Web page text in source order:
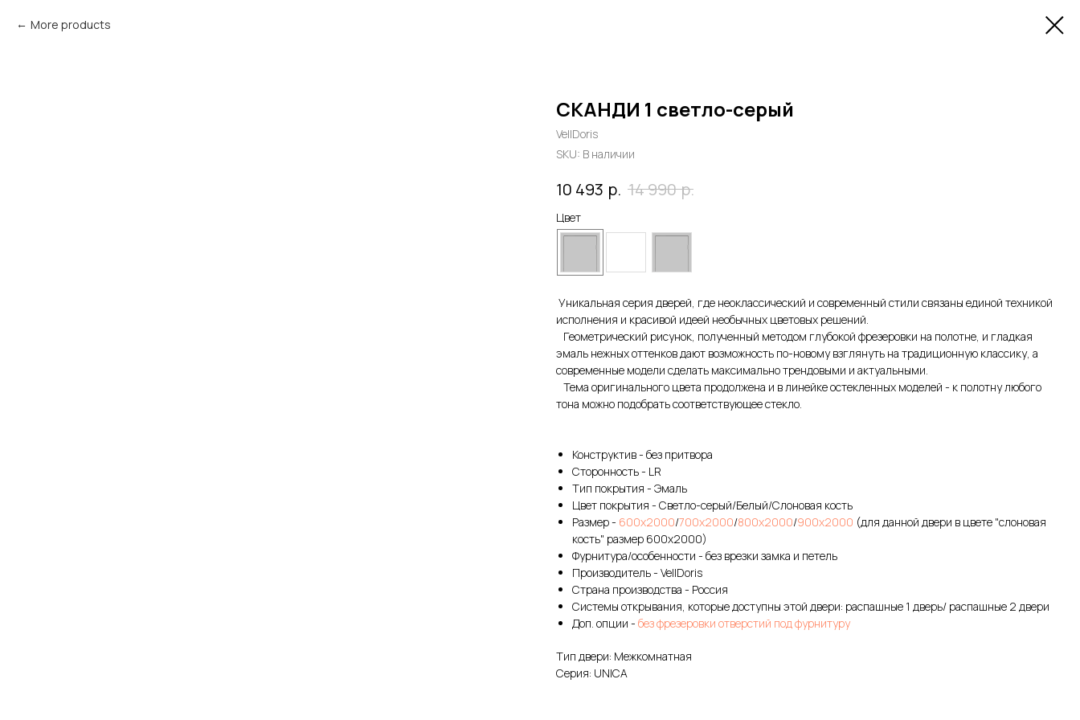
More products
СКАНДИ 1 светло-серый
VellDoris
SKU: В наличии
10 493 р. 14 990 р.
Цвет
Уникальная серия дверей, где неоклассический и современный стили связаны единой техникой
исполнения и красивой идеей необычных цветовых решений.
Геометрический рисунок, полученный методом глубокой фрезеровки на полотне, и гладкая
эмаль нежных оттенков дают возможность по-новому взглянуть на традиционную классику, а
современные модели сделать максимально трендовыми и актуальными.
Тема оригинального цвета продолжена и в линейке остекленных моделей - к полотну любого
тона можно подобрать соответствующее стекло.
Конструктив - без притвора
Сторонность - LR
Тип покрытия - Эмаль
Цвет покрытия - Светло-серый/Белый/Слоновая кость
Размер - 600х2000/700х2000/800х2000/900х2000 (для данной двери в цвете "слоновая
кость" размер 600х2000)
Фурнитура/особенности - без врезки замка и петель
Производитель - VellDoris
Страна производства - Россия
Системы открывания, которые доступны этой двери: распашные 1 дверь/ распашные 2 двери
Доп. опции - без фрезеровки отверстий под фурнитуру
Тип двери: Межкомнатная
Серия: UNICA